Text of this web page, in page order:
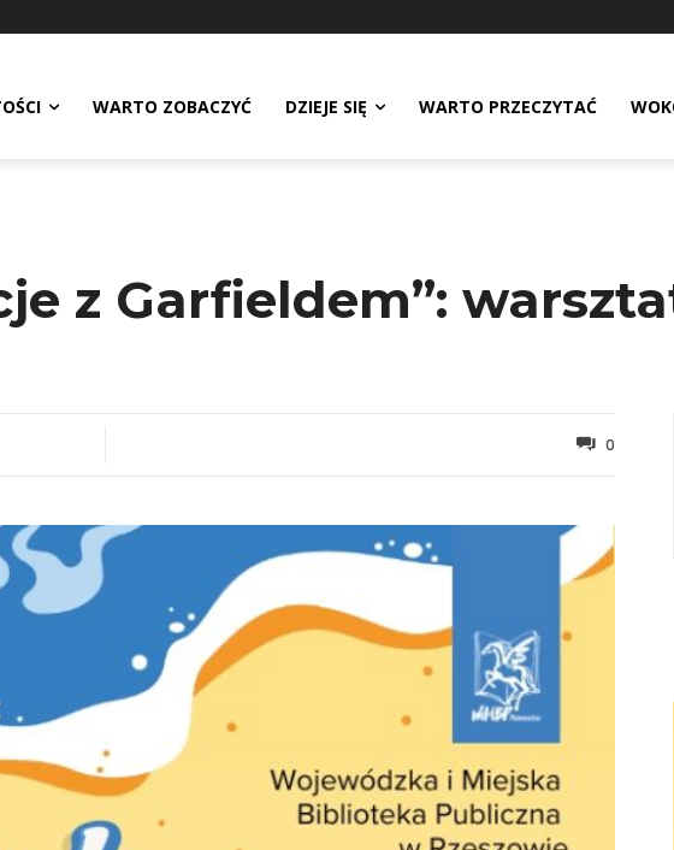
WARTO ZOBACZYĆ DZIEJE SIĘ WARTO PRZECZYTAĆ
z Garfieldem”:
0